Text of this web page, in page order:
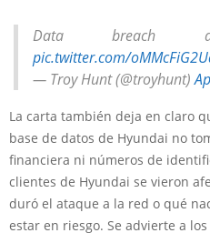
Data
pic.twitter.com/
— Troy Hunt (@troyhunt)
La carta también deja en claro
base de datos de Hyundai no
financiera ni números de
clientes de Hyundai se vieron
duró el ataque a la red o qué
estar en riesgo. Se advierte a